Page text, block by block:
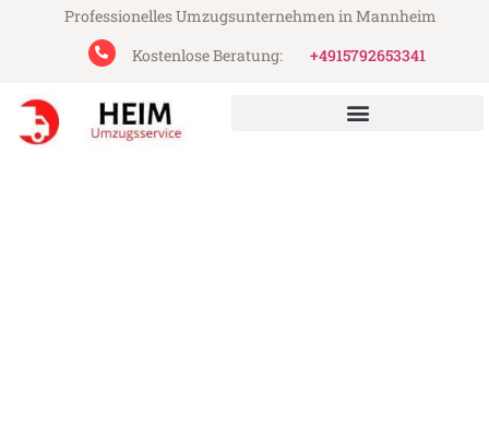
Professionelles Umzugsunternehmen in Mannheim
Kostenlose Beratung:
+4915792653341